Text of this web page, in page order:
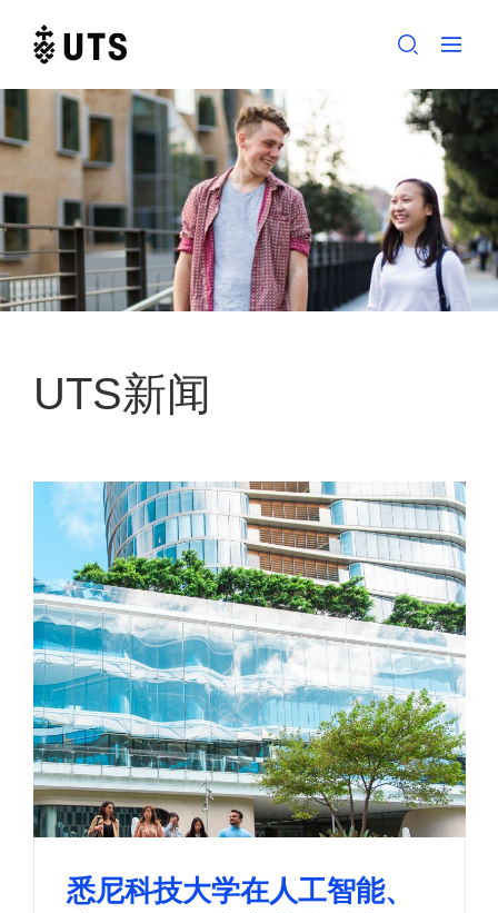
content
UTS新闻
悉尼科技大学在人工智能、